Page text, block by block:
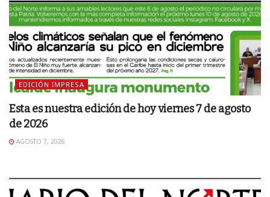
EDICIÓN IMPRESA
Esta es nuestra edición de hoy viernes 7 de agosto
de 2026
AGOSTO 7, 2026